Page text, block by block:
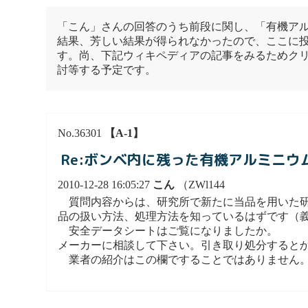
「こん」さんの回答のうち前段に関し、「有機
結果、芳しい結果が得られなかったので、ここに
す。尚、下記ウィキペディアの記事をみるためク
討等する予定です。
No.36301 【A-1】
Re:ボンベ内に残った有機アルミニウ
2010-12-28 16:05:27 こん （ZWl144
質問内容からは、研究所で新たに当品を用いた
品の扱い方法、処理方法を知っているはずです（
安全データシートはご覧になりましたか。
メーカーに相談して下さい。引き取り処分する
業者の紹介はこの欄ですることではありません